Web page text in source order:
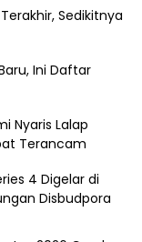
Sedikitnya
Ini Daftar
Nyaris Lalap
Terancam
4 Digelar di
Disbudpora